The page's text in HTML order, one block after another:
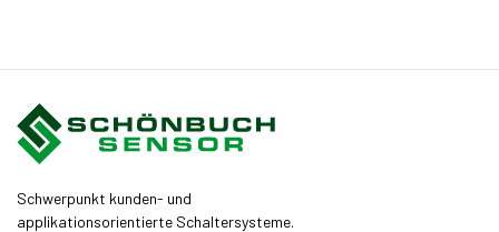
Schwerpunkt kunden- und
applikationsorientierte Schaltersysteme.